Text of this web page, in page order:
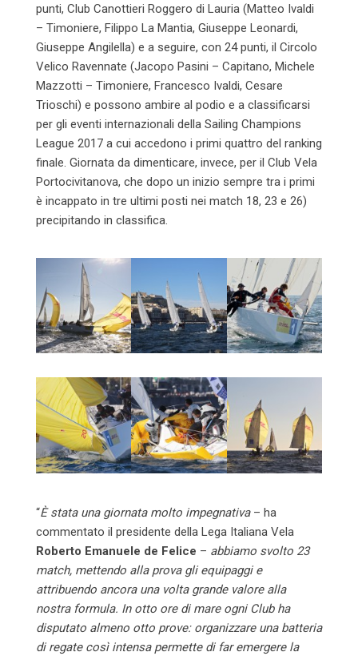
punti, Club Canottieri Roggero di Lauria (Matteo Ivaldi
– Timoniere, Filippo La Mantia, Giuseppe Leonardi,
Giuseppe Angilella) e a seguire, con 24 punti, il Circolo
Velico Ravennate (Jacopo Pasini – Capitano, Michele
Mazzotti – Timoniere, Francesco Ivaldi, Cesare
Trioschi) e possono ambire al podio e a classificarsi
per gli eventi internazionali della Sailing Champions
League 2017 a cui accedono i primi quattro del ranking
finale. Giornata da dimenticare, invece, per il Club Vela
Portocivitanova, che dopo un inizio sempre tra i primi
è incappato in tre ultimi posti nei match 18, 23 e 26)
precipitando in classifica.
“È stata una giornata molto impegnativa– ha
commentato il presidente della Lega Italiana Vela
Roberto Emanuele de Felice – abbiamo svolto 23
match, mettendo alla prova gli equipaggi e
attribuendo ancora una volta grande valore alla
nostra formula. In otto ore di mare ogni Club ha
disputato almeno otto prove: organizzare una batteria
di regate così intensa permette di far emergere la